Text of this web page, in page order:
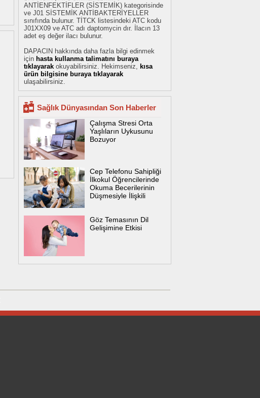
ANTİENFEKTİFLER (SİSTEMİK) kategorisinde
ve J01 SİSTEMİK ANTİBAKTERİYELLER
sınıfında bulunur. TİTCK listesindeki ATC kodu
J01XX09 ve ATC adı daptomycin dır. İlacın 13
adet eş değer ilacı bulunur.
DAPACIN hakkında daha fazla bilgi edinmek
için hasta kullanma talimatını buraya
tıklayarak okuyabilirsiniz. Hekimseniz, kısa
ürün bilgisine buraya tıklayarak
ulaşabilirsiniz.
Sağlık Dünyasından Son Haberler
Çalışma Stresi Orta
Yaşlıların Uykusunu
Bozuyor
Cep Telefonu Sahipliği
İlkokul Öğrencilerinde
Okuma Becerilerinin
Düşmesiyle İlişkili
Göz Temasının Dil
Gelişimine Etkisi